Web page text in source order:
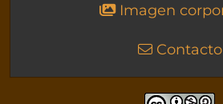
Imagen
Contacto